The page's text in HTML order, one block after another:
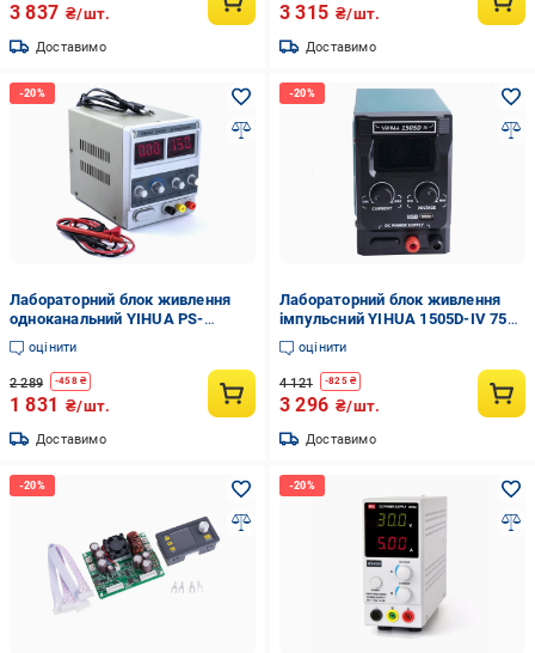
3 837 ₴/шт.
Доставимо
3 315 ₴/шт.
Доставимо
Лабораторний блок живлення
одноканальний YIHUA PS-
1502DD 15 Вт/0-15 В/2А
цифровий Білий (168-31-128-
456)
оцінити
2 289 -458₴
1 831 ₴/шт.
Доставимо
Лабораторний блок живлення
імпульсний YIHUA 1505D-IV 75
Вт/15 В/5А з USB QC3.0
Бірюзовий (168-31-178-247)
оцінити
4 121 -825₴
3 296 ₴/шт.
Доставимо